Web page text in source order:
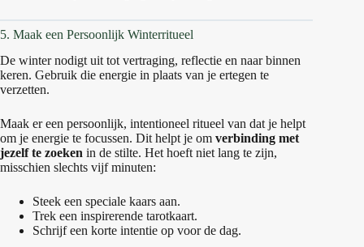
5. Maak een Persoonlijk Winterritueel
De winter nodigt uit tot vertraging, reflectie en naar binnen
keren. Gebruik die energie in plaats van je ertegen te
verzetten.
Maak er een persoonlijk, intentioneel ritueel van dat je helpt
om je energie te focussen. Dit helpt je om verbinding met
jezelf te zoeken in de stilte. Het hoeft niet lang te zijn,
misschien slechts vijf minuten:
Steek een speciale kaars aan.
Trek een inspirerende tarotkaart.
Schrijf een korte intentie op voor de dag.